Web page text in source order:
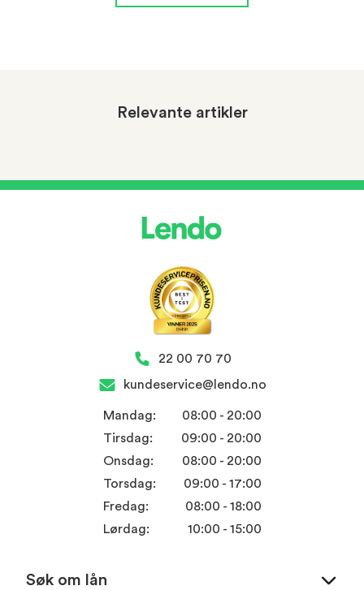
Relevante artikler
22 00 70 70
kundeservice@lendo.no
Mandag:
08:00 - 20:00
Tirsdag:
09:00 - 20:00
Onsdag:
08:00 - 20:00
Torsdag:
09:00 - 17:00
Fredag:
08:00 - 18:00
Lørdag:
10:00 - 15:00
Søk om lån